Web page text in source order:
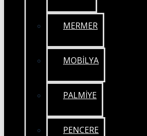
MERMER
MOBİLYA
PALMİYE
PENCERE